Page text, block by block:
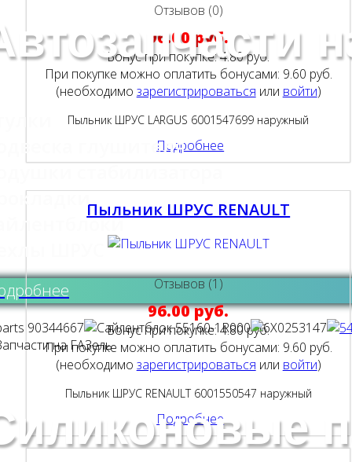
глушителя
ШРУС
Отзывов (0)
96.00 руб.
Бонус при покупке:4.80 руб.
При покупке можно оплатить бонусами: 9.60 руб.
(необходимо зарегистрироваться или войти)
Пыльник ШРУС LARGUS 6001547699 наружный
Подробнее
Пыльник ШРУС RENAULT
Отзывов (1)
96.00 руб.
Бонус при покупке:4.80 руб.
При покупке можно оплатить бонусами: 9.60 руб.
(необходимо зарегистрироваться или войти)
Пыльник ШРУС RENAULT 6001550547 наружный
Подробнее